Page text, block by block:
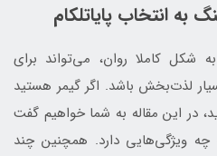
به انتخاب پایاتلکام
شکل کاملا روان، می‌تواند برای
لذت‌بخش باشد. اگر گیمر هستید
در این مقاله به شما خواهیم گفت
ویژگی‌هایی دارد. همچنین چند